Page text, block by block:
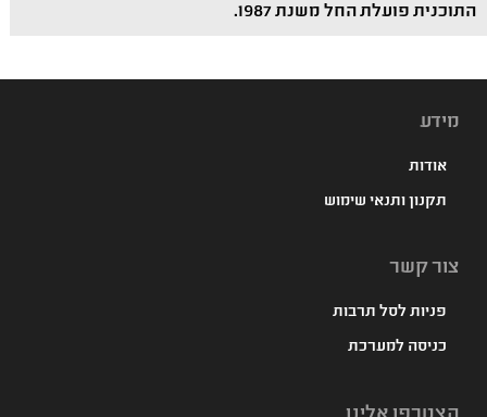
התוכנית פועלת החל משנת 1987.
מידע
אודות
תקנון ותנאי שימוש
צור קשר
פניות לסל תרבות
כניסה למערכת